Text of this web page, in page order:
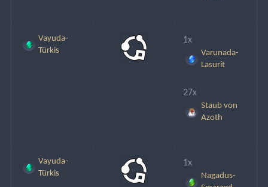
Vayuda-
Türkis
1x
Varunada-
Lasurit
27x
Staub von
Azoth
Vayuda-
Türkis
1x
Nagadus-